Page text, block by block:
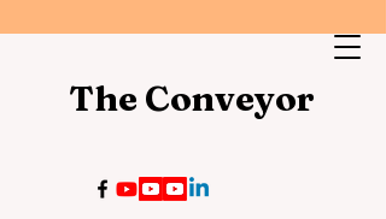
The Conveyor